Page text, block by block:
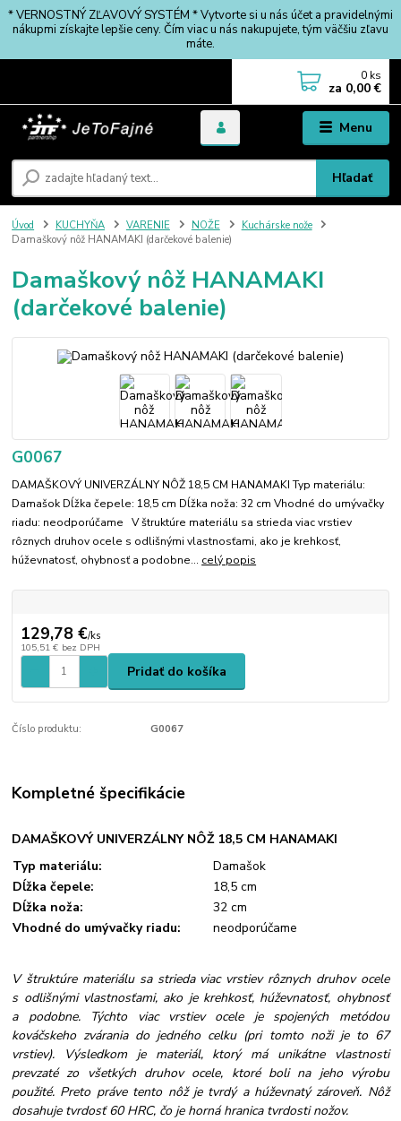
* VERNOSTNÝ ZĽAVOVÝ SYSTÉM * Vytvorte si u nás účet a pravidelnými
nákupmi získajte lepšie ceny. Čím viac u nás nakupujete, tým väčšiu zľavu
máte.
Menu
Hľadať
0 ks
za 0,00 €
Úvod KUCHYŇA VARENIE NOŽE
Kuchárske nože
Damaškový nôž HANAMAKI (darčekové balenie)
Damaškový nôž HANAMAKI
(darčekové balenie)
G0067
DAMAŠKOVÝ UNIVERZÁLNY NÔŽ 18,5 CM HANAMAKI Typ materiálu:
Damašok Dĺžka čepele: 18,5 cm Dĺžka noža: 32 cm Vhodné do umývačky
riadu: neodporúčame V štruktúre materiálu sa strieda viac vrstiev
rôznych druhov ocele s odlišnými vlastnosťami, ako je krehkosť,
húževnatosť, ohybnosť a podobne... celý popis
129,78 €/ks
105,51 € bez DPH
Pridať do košíka
Číslo produktu: G0067
Kompletné špecifikácie
DAMAŠKOVÝ UNIVERZÁLNY NÔŽ 18,5 CM HANAMAKI
Typ materiálu:
Damašok
Dĺžka čepele:
18,5 cm
Dĺžka noža:
32 cm
Vhodné do umývačky riadu:
neodporúčame
V štruktúre materiálu sa strieda viac vrstiev rôznych druhov ocele
s odlišnými vlastnosťami, ako je krehkosť, húževnatosť, ohybnosť
a podobne. Týchto viac vrstiev ocele je spojených metódou
kováčskeho zvárania do jedného celku (pri tomto noži je to 67
vrstiev). Výsledkom je materiál, ktorý má unikátne vlastnosti
prevzaté zo všetkých druhov ocele, ktoré boli na jeho výrobu
použité. Preto práve tento nôž je tvrdý a húževnatý zároveň. Nôž
dosahuje tvrdosť 60 HRC, čo je horná hranica tvrdosti nožov.